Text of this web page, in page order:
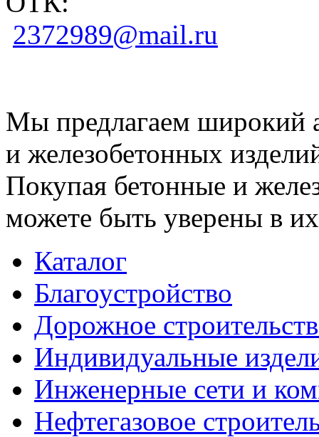
2372989@mail.ru
Мы предлагаем широкий
и железобетонных
Покупая бетонные и
можете быть уверены в их
Каталог
Благоустройство
Дорожное
Индивидуальные
Инженерные сети и
Нефтегазовое